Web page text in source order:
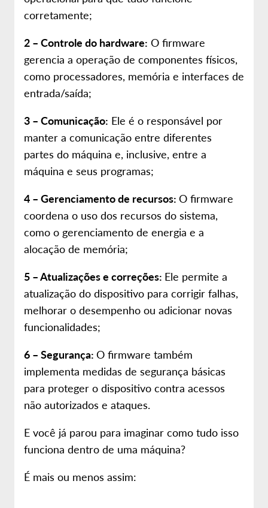
corretamente;
2 – Controle do hardware: O firmware
gerencia a operação de componentes físicos,
como processadores, memória e interfaces de
entrada/saída;
3 – Comunicação: Ele é o responsável por
manter a comunicação entre diferentes
partes do máquina e, inclusive, entre a
máquina e seus programas;
4 – Gerenciamento de recursos: O firmware
coordena o uso dos recursos do sistema,
como o gerenciamento de energia e a
alocação de memória;
5 – Atualizações e correções: Ele permite a
atualização do dispositivo para corrigir falhas,
melhorar o desempenho ou adicionar novas
funcionalidades;
6 – Segurança: O firmware também
implementa medidas de segurança básicas
para proteger o dispositivo contra acessos
não autorizados e ataques.
E você já parou para imaginar como tudo isso
funciona dentro de uma máquina?
É mais ou menos assim: